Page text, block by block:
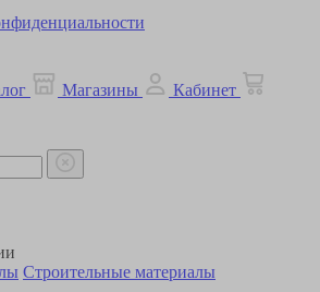
Магазины
Кабинет
Строительные материалы